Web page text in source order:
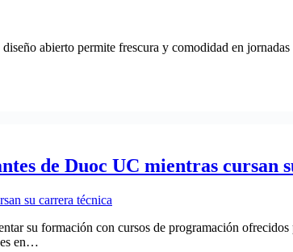
abierto permite frescura y comodidad en
de Duoc UC mientras cursan
su formación con cursos de programación
en…